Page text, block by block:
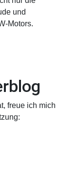
und
Motors.
freue ich mich